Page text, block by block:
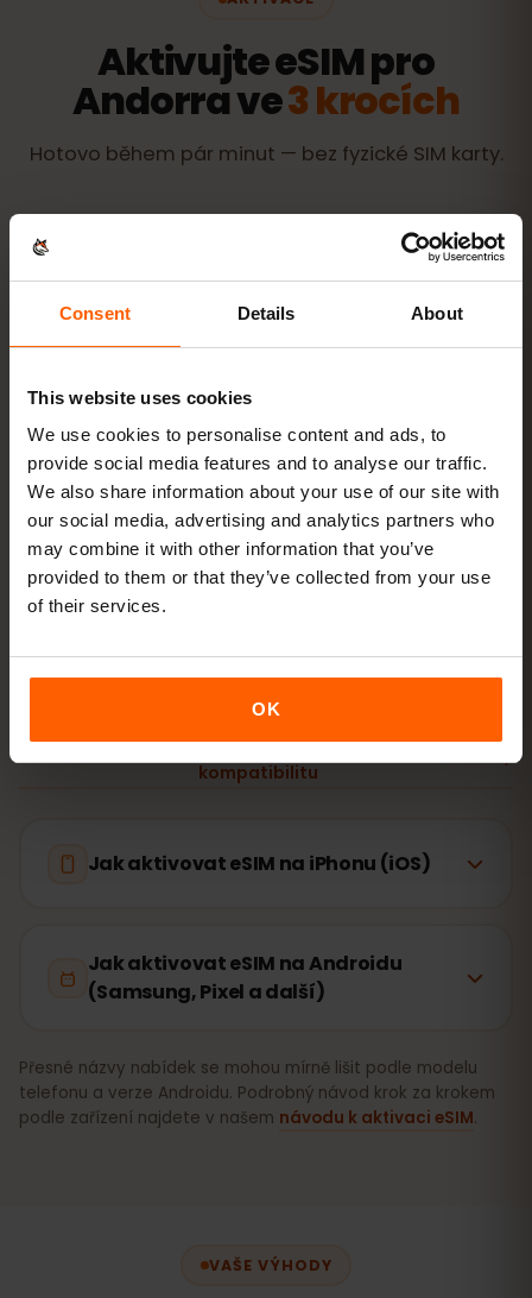
Consent Details About
This website uses cookies
We use cookies to personalise content and ads, to
provide social media features and to analyse our traffic.
We also share information about your use of our site with
our social media, advertising and analytics partners who
may combine it with other information that you’ve
provided to them or that they’ve collected from your use
of their services.
OK
Aktivujte eSIM pro
Andorra ve3 krocích
Hotovo během pár minut — bez fyzické SIM karty.
Kupte si tarif QR kód ihned e‑mailem
Nainstalujte eSIM
doma přes Wi‑Fi
Připojte se
zapněte datový roaming v
Andorra
Nastavení zabere jen 2 minuty: iPhone
karty. Platnost tarifu začíná prvním použitím, ne
Podporuje vaše zařízení eSIM? Zkontrolovat
kompatibilitu
Jak aktivovat eSIM na iPhonu (iOS)
Jak aktivovat eSIM na Androidu
(Samsung, Pixel a další)
Přesné názvy nabídek se mohou mírně lišit podle modelu
telefonu a verze Androidu. Podrobný návod krok za krokem
podle zařízení najdete v našem návodu k aktivaci eSIM.
VAŠE VÝHODY